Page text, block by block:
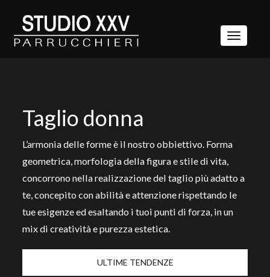
Toggle
Taglio donna
L’armonia delle forme è il nostro obbiettivo. Forma
geometrica, morfologia della figura e stile di vita,
concorrono nella realizzazione del taglio più adatto a
te, concepito con abilità e attenzione rispettando le
tue esigenze ed esaltando i tuoi punti di forza, in un
mix di creatività e purezza estetica.
ULTIME TENDENZE